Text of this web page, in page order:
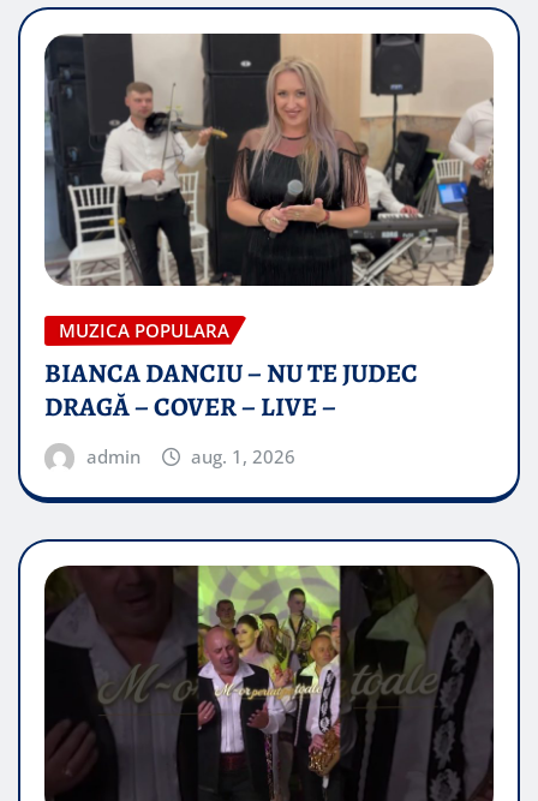
MUZICA POPULARA
BIANCA DANCIU – NU TE JUDEC
DRAGĂ – COVER – LIVE –
admin aug. 1, 2026